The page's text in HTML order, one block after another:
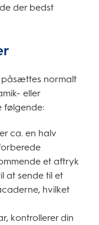
der bedst
normalt
eller
følgende:
ca. en halv
et aftryk
at sende til et
hvilket
kontrollerer din